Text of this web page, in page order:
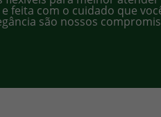
feita com o cuidado que
são nossos